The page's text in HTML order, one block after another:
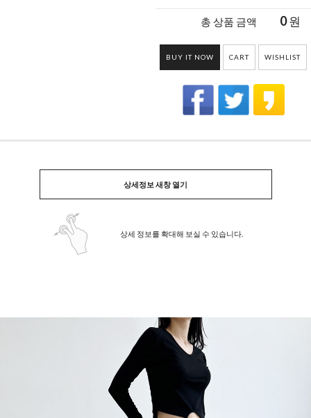
총 상품 금액 0원
BUY IT NOW CART WISHLIST
상세정보 새창 열기
상세 정보를 확대해 보실 수 있습니다.